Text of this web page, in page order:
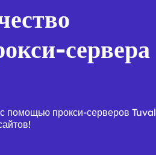
сервера
помощью прокси-серверов